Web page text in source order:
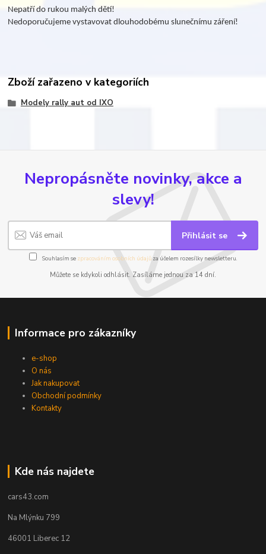
Nepatří do rukou malých dětí!
Nedoporučujeme vystavovat dlouhodobému slunečnímu záření!
Zboží zařazeno v kategoriích
Modely rally aut od IXO
Nepropásněte novinky, akce a
slevy!
Přihlásit se
Souhlasím se zpracováním osobních údajůza účelem rozesílky newsletteru.
Můžete se kdykoli odhlásit. Zasíláme jednou za 14 dní.
Informace pro zákazníky
e-shop
O nás
Jak nakupovat
Obchodní podmínky
Kontakty
Kde nás najdete
cars43.com
Na Mlýnku 799
46001 Liberec 12